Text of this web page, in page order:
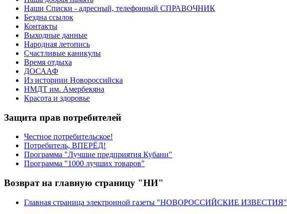
Наши Списки - адресный, телефонный СПРАВОЧНИК
Бездна ссылок
Контакты
Выходные данные
Народная летопись
Счастливые каникулы
Время отдыха
ДОСААФ
Из историии Новороссийска
НМДТ им. Амербекяна
Красота и здоровье
Защита прав потребителей
Честное потребительское!
Потребитель, ВПЕРЁД!
Программа "Лучшие предприятия Кубани"
Программа "1000 лучших товаров"
Возврат на главную страницу "НИ"
Главная страница электронной газеты "НОВОРОССИЙСКИЕ ИЗВЕСТИЯ"